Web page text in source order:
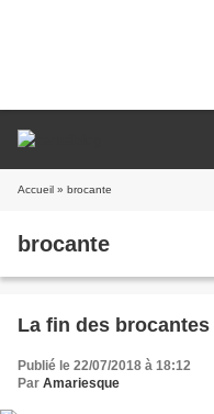
Accueil » brocante
brocante
La fin des brocantes
Publié le 22/07/2018 à 18:12
Par Amariesque